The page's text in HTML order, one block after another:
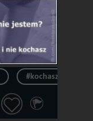
#kochasz mnie